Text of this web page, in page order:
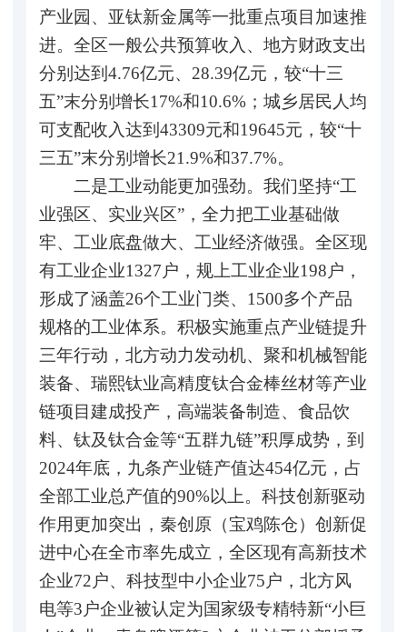
产业园、亚钛新金属等一批重点项目加速推
进。全区一般公共预算收入、地方财政支出
分别达到4.76亿元、28.39亿元，较“十三
五”末分别增长17%和10.6%；城乡居民人均
可支配收入达到43309元和19645元，较“十
三五”末分别增长21.9%和37.7%。
二是工业动能更加强劲。我们坚持“工
业强区、实业兴区”，全力把工业基础做
牢、工业底盘做大、工业经济做强。全区现
有工业企业1327户，规上工业企业198户，
形成了涵盖26个工业门类、1500多个产品
规格的工业体系。积极实施重点产业链提升
三年行动，北方动力发动机、聚和机械智能
装备、瑞熙钛业高精度钛合金棒丝材等产业
链项目建成投产，高端装备制造、食品饮
料、钛及钛合金等“五群九链”积厚成势，到
2024年底，九条产业链产值达454亿元，占
全部工业总产值的90%以上。科技创新驱动
作用更加突出，秦创原（宝鸡陈仓）创新促
进中心在全市率先成立，全区现有高新技术
企业72户、科技型中小企业75户，北方风
电等3户企业被认定为国家级专精特新“小巨